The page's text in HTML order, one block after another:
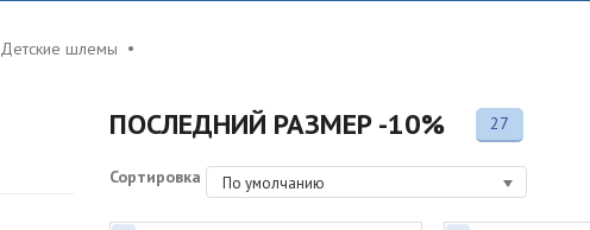
Детские шлемы
ПОСЛЕДНИЙ РАЗМЕР -10% 27
Сортировка По умолчанию